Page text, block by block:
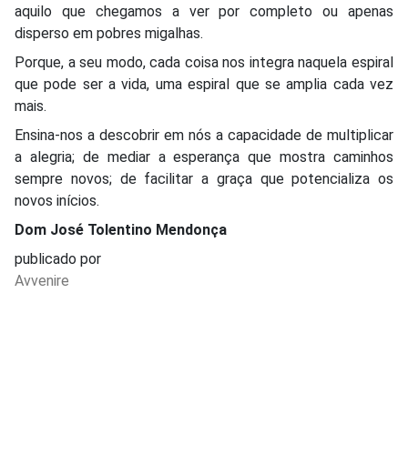
aquilo que chegamos a ver por completo ou apenas
disperso em pobres migalhas.
Porque, a seu modo, cada coisa nos integra naquela espiral
que pode ser a vida, uma espiral que se amplia cada vez
mais.
Ensina-nos a descobrir em nós a capacidade de multiplicar
a alegria; de mediar a esperança que mostra caminhos
sempre novos; de facilitar a graça que potencializa os
novos inícios.
Dom José Tolentino Mendonça
publicado por
Avvenire